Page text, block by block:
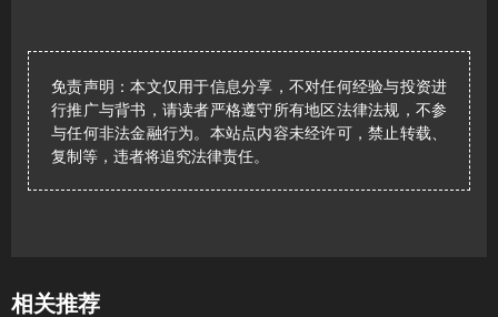
免责声明：本文仅用于信息分享，不对任何经验与投资进
行推广与背书，请读者严格遵守所有地区法律法规，不参
与任何非法金融行为。本站点内容未经许可，禁止转载、
复制等，违者将追究法律责任。
相关推荐